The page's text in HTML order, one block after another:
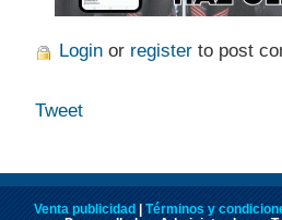
Login or register to post
Tweet
Venta publicidad | Términos y